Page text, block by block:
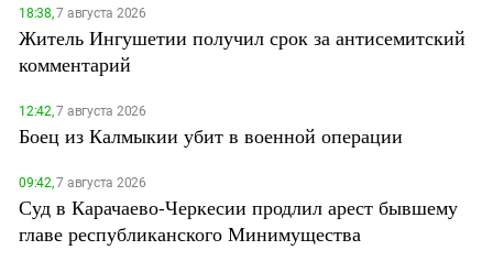
18:38,7 августа 2026
Житель Ингушетии получил срок за антисемитский
комментарий
12:42,7 августа 2026
Боец из Калмыкии убит в военной операции
09:42,7 августа 2026
Суд в Карачаево-Черкесии продлил арест бывшему
главе республиканского Минимущества